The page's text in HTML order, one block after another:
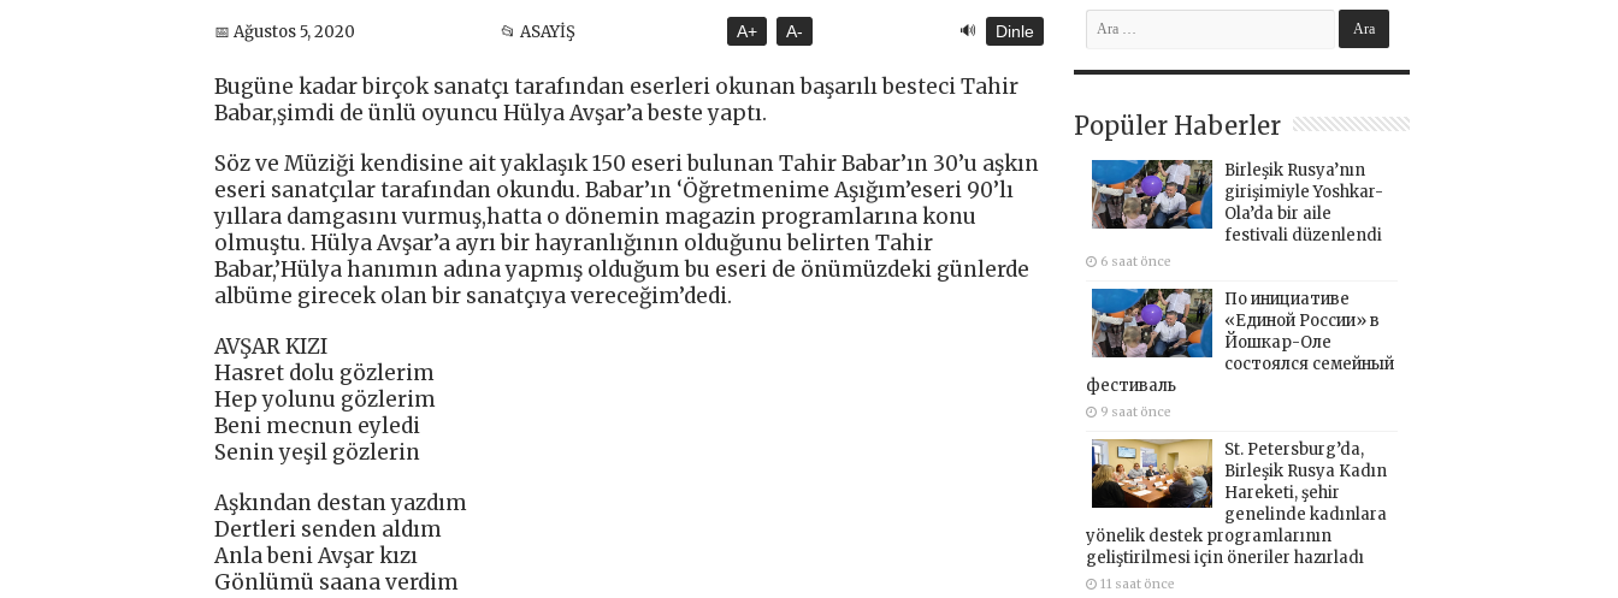
📅 Ağustos 5, 2020 📂 ASAYİŞ A+ A- 🔊 Dinle
Bugüne kadar birçok sanatçı tarafından eserleri okunan başarılı besteci Tahir
Babar,şimdi de ünlü oyuncu Hülya Avşar’a beste yaptı.
Söz ve Müziği kendisine ait yaklaşık 150 eseri bulunan Tahir Babar’ın 30’u aşkın
eseri sanatçılar tarafından okundu. Babar’ın ‘Öğretmenime Aşığım’eseri 90’lı
yıllara damgasını vurmuş,hatta o dönemin magazin programlarına konu
olmuştu. Hülya Avşar’a ayrı bir hayranlığının olduğunu belirten Tahir
Babar,’Hülya hanımın adına yapmış olduğum bu eseri de önümüzdeki günlerde
albüme girecek olan bir sanatçıya vereceğim’dedi.
AVŞAR KIZI
Hasret dolu gözlerim
Hep yolunu gözlerim
Beni mecnun eyledi
Senin yeşil gözlerin
Aşkından destan yazdım
Dertleri senden aldım
Anla beni Avşar kızı
Gönlümü saana verdim
Popüler Haberler
Birleşik Rusya’nın
girişimiyle Yoshkar-
Ola’da bir aile
festivali düzenlendi
6 saat önce
По инициативе
«Единой России» в
Йошкар-Оле
состоялся семейный
фестиваль
9 saat önce
St. Petersburg’da,
Birleşik Rusya Kadın
Hareketi, şehir
genelinde kadınlara
yönelik destek programlarının
geliştirilmesi için öneriler hazırladı
11 saat önce